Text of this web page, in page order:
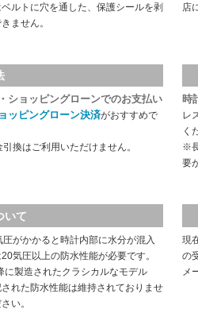
ルトに穴を通した、保護シールを剥
ません。
店
ショッピングローンでのお支払い
ッピングローン決済がおすすめで
換はご利用いただけません。
時
レ
く
※
要
いて
がかかると時計内部に水分が混入
気圧以上の防水性能が必要です。
製造されたクラシカルなモデル
れた防水性能は維持されておりませ
い。
現
の
メ